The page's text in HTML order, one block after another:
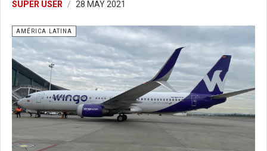
SUPER USER 28 MAY 2021
AMÉRICA LATINA